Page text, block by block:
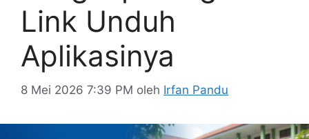
Link Unduh
Aplikasinya
8 Mei 2026 7:39 PM oleh Irfan Pandu